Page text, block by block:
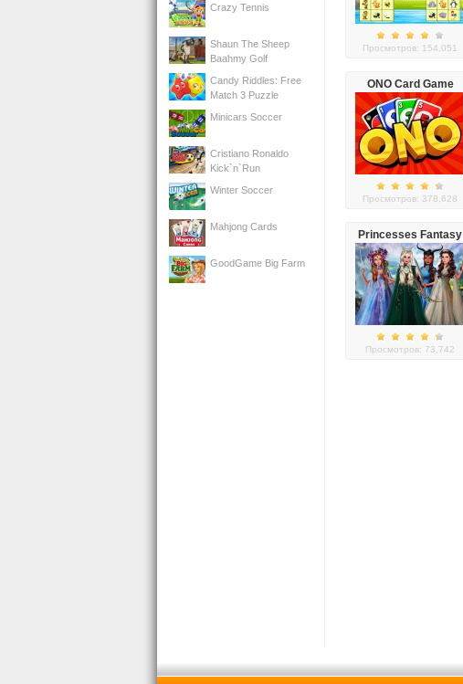
Crazy Tennis
Shaun The Sheep
Baahmy Golf
Candy Riddles: Free
Match 3 Puzzle
Minicars Soccer
Cristiano Ronaldo
Kick`n`Run
Winter Soccer
Mahjong Cards
GoodGame Big Farm
Просмотров: 154,051
ONO Card Game
Просмотров: 378,628
Princesses Fantasy
Makeover
Просмотров: 73,742